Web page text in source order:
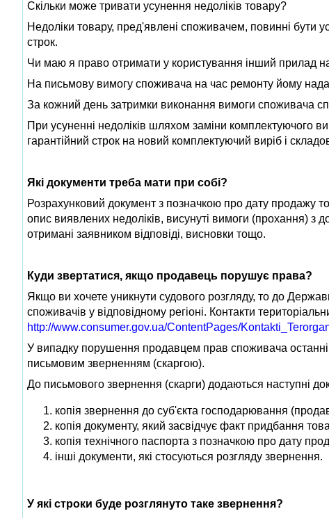
Скільки може тривати усунення недоліків товару?
Недоліки товару, пред'явлені споживачем, повинні бути
строк.
Чи маю я право отримати у користування інший прилад
На письмову вимогу споживача на час ремонту йому
За кожний день затримки виконання вимоги споживача
При усуненні недоліків шляхом заміни комплектуючого
гарантійний строк на новий комплектуючий виріб і
Які документи треба мати при собі?
Розрахунковий документ з позначкою про дату продажу
опис виявлених недоліків, висунуті вимоги (прохання)
отримані заявником відповіді, висновки тощо.
Куди звертатися, якщо продавець порушує права?
Якщо ви хочете уникнути судового розгляду, то до
споживачів у відповідному регіоні. Контакти
http://www.consumer.gov.ua/ContentPages/
У випадку порушення продавцем прав споживача
письмовим зверненням (скаргою).
До письмового звернення (скарги) додаються наступні
копія звернення до суб'єкта господарювання
копія документу, який засвідчує факт придбання
копія технічного паспорта з позначкою про дату
інші документи, які стосуються розгляду звернення.
У які строки буде розглянуто таке звернення?